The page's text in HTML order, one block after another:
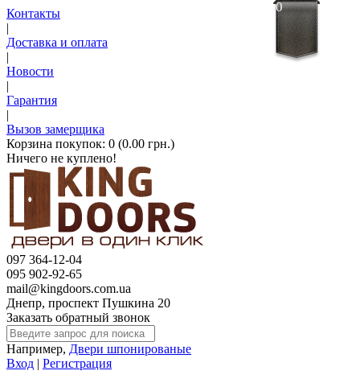
Контакты
|
Доставка и оплата
|
Новости
|
Гарантия
|
Вызов замерщика
Корзина покупок: 0 (0.00 грн.)
Ничего не куплено!
097 364-12-04
095 902-92-65
mail@kingdoors.com.ua
Днепр, проспект Пушкина 20
Заказать обратный звонок
Например, Двери шпонированые
Вход | Регистрация
0